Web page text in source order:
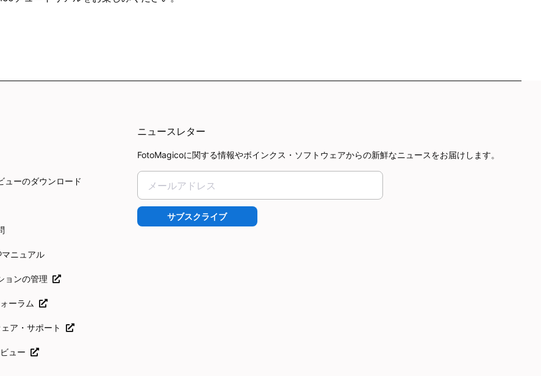
ューのダウンロード
ニュアル
ョンの管理
ーラム
ア・サポート
ュー
ニュースレター
FotoMagicoに関する情報やボインクス・ソフトウェアからの新鮮なニュースをお届けします。
サブスクライブ